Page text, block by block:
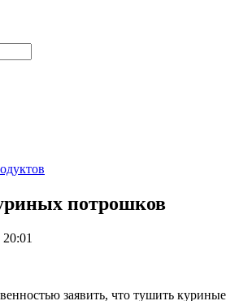
потрошков
заявить, что тушить куриные